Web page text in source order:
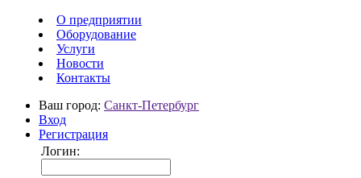
О предприятии
Оборудование
Услуги
Новости
Контакты
Ваш город: Санкт-Петербург
Вход
Регистрация
Логин: